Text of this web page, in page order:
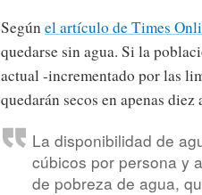
Segúnel artículo de Times
quedarse sin agua. Si la
actual -incrementado por las
quedarán secos en apenas diez
La disponibilidad de
cúbicos por persona y
de pobreza de agua,